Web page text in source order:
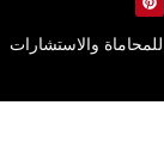
والاستشارات